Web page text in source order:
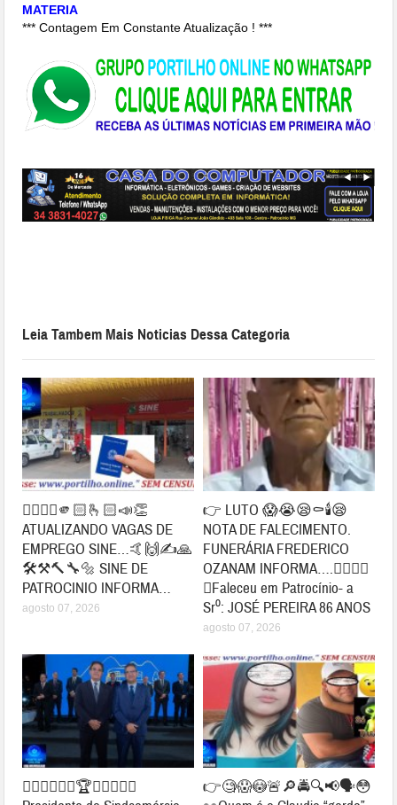
MATERIA
*** Contagem Em Constante Atualização ! ***
Leia Tambem Mais Noticias Dessa Categoria
👉🏻👍🏻🫵🏻🫰🏻📣👏
ATUALIZANDO VAGAS DE
EMPREGO SINE…🤙🙌✍🙏
🛠⚒🔨🔧🔩 SINE DE
PATROCINIO INFORMA…
agosto 07, 2026
👉 LUTO 😱😭😪⚰🕯😪
NOTA DE FALECIMENTO.
FUNERÁRIA FREDERICO
OZANAM INFORMA….👉🏻😱😥
😓Faleceu em Patrocínio- a
Sr⁰: JOSÉ PEREIRA 86 ANOS
agosto 07, 2026
👉🏻🤝🤝✍🏻🏆🥇👏🏻👏🏻
👉🧐😱😳🚨🔎🚔🔍📢🗣😳